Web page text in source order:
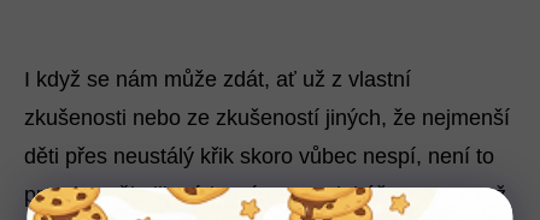
I když se nám může zdát, ať už z vlastní
zkušenosti nebo ze zkušeností jiných, že nejmenší
děti přes neustálý křik skoro vůbec nespí, není to
pravda. Několikatýdenní capart dokáže prospat až